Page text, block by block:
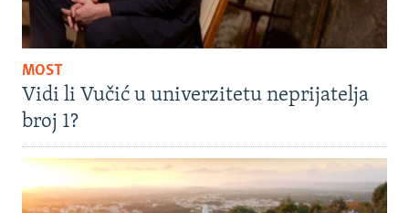
MOST
Vidi li Vučić u univerzitetu neprijatelja
broj 1?